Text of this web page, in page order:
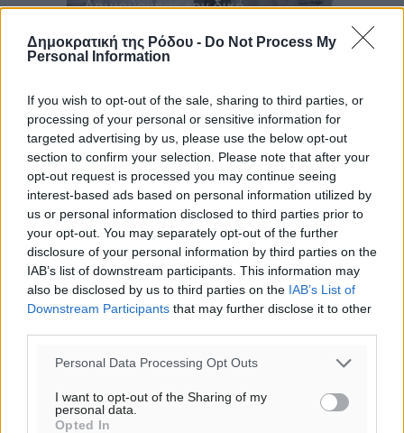
Δημοκρατική της Ρόδου - Do Not Process My
Personal Information
If you wish to opt-out of the sale, sharing to third parties, or
processing of your personal or sensitive information for
targeted advertising by us, please use the below opt-out
section to confirm your selection. Please note that after your
opt-out request is processed you may continue seeing
interest-based ads based on personal information utilized by
us or personal information disclosed to third parties prior to
your opt-out. You may separately opt-out of the further
disclosure of your personal information by third parties on the
IAB’s list of downstream participants. This information may
also be disclosed by us to third parties on the IAB’s List of
Downstream Participants that may further disclose it to other
Personal Data Processing Opt Outs
I want to opt-out of the Sharing of my
personal data.
Opted In
ΡΟΗ ΕΙΔΗΣΕΩΝ
Παρουσίαση βιβλίου του Α. Χατζημιχαήλ – Τιμητική
εκδήλωση για τους αυτοδιοικητικούς της Κω